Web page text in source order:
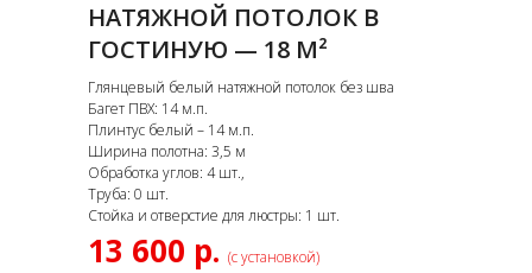
НАТЯЖНОЙ ПОТОЛОК В
ГОСТИНУЮ — 18 М²
Глянцевый белый натяжной потолок без шва
Багет ПВХ: 14 м.п.
Плинтус белый – 14 м.п.
Ширина полотна: 3,5 м
Обработка углов: 4 шт.,
Труба: 0 шт.
Стойка и отверстие для люстры: 1 шт.
13 600 р. (с установкой)